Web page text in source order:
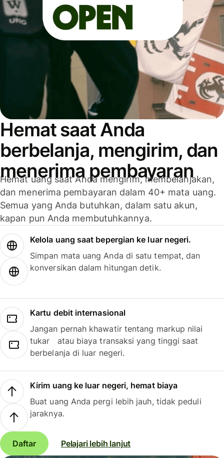
Hemat saat Anda
berbelanja, mengirim, dan
menerima pembayaran
Hemat uang saat Anda mengirim, membelanjakan,
dan menerima pembayaran dalam 40+ mata uang.
Semua yang Anda butuhkan, dalam satu akun,
kapan pun Anda membutuhkannya.
Kelola uang saat bepergian ke luar negeri.
Simpan mata uang Anda di satu tempat, dan
konversikan dalam hitungan detik.
Kartu debit internasional
Jangan pernah khawatir tentang markup nilai
tukar atau biaya transaksi yang tinggi saat
berbelanja di luar negeri.
Kirim uang ke luar negeri, hemat biaya
Buat uang Anda pergi lebih jauh, tidak peduli
jaraknya.
Daftar Pelajari lebih lanjut